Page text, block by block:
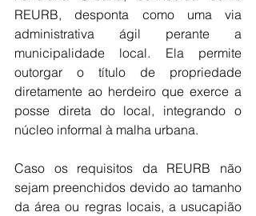
REURB, desponta como uma via
administrativa ágil perante a
municipalidade local. Ela permite
outorgar o título de propriedade
diretamente ao herdeiro que exerce a
posse direta do local, integrando o
núcleo informal à malha urbana.
Caso os requisitos da REURB não
sejam preenchidos devido ao tamanho
da área ou regras locais, a usucapião